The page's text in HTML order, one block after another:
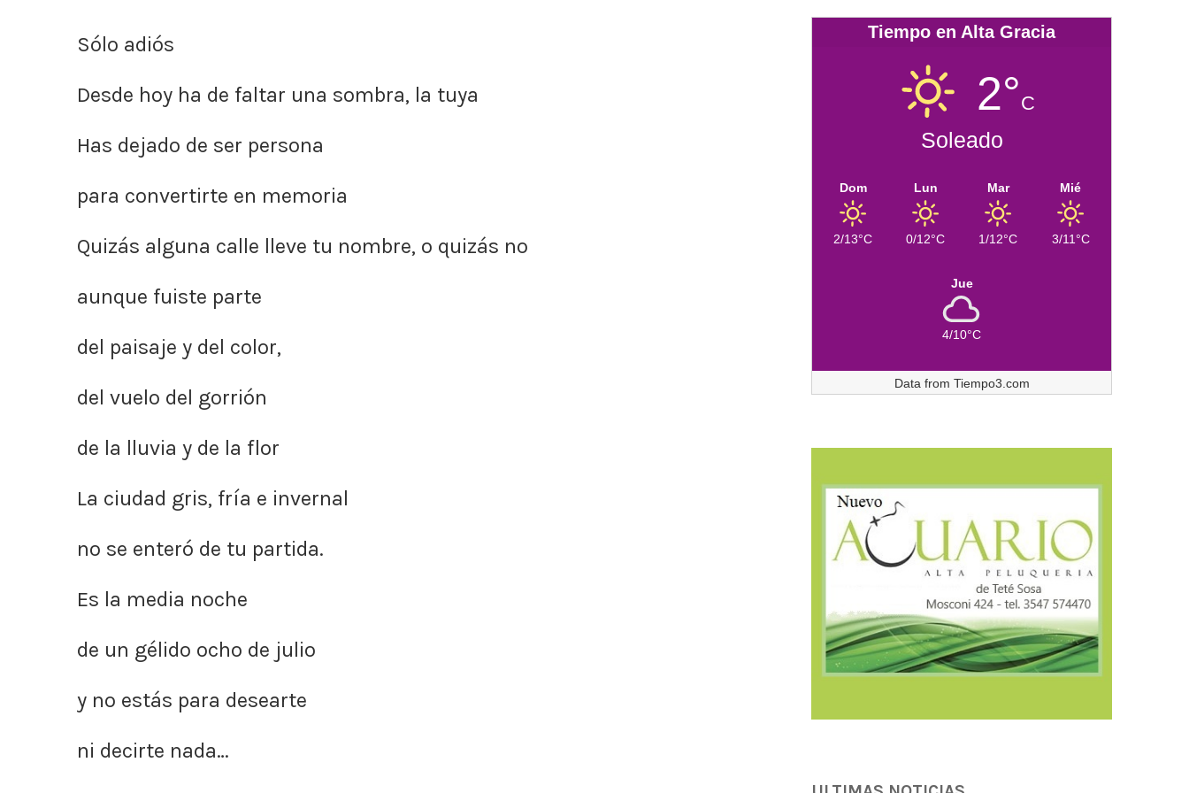
Sólo adiós
Desde hoy ha de faltar una sombra, la tuya
Has dejado de ser persona
para convertirte en memoria
Quizás alguna calle lleve tu nombre, o quizás no
aunque fuiste parte
del paisaje y del color,
del vuelo del gorrión
de la lluvia y de la flor
La ciudad gris, fría e invernal
no se enteró de tu partida.
Es la media noche
de un gélido ocho de julio
y no estás para desearte
ni decirte nada…
Tiempo en Alta Gracia
2°C
Soleado
Dom
2/13°C
Lun
0/12°C
Mar
1/12°C
Mié
3/11°C
Jue
4/10°C
Data from Tiempo3.com